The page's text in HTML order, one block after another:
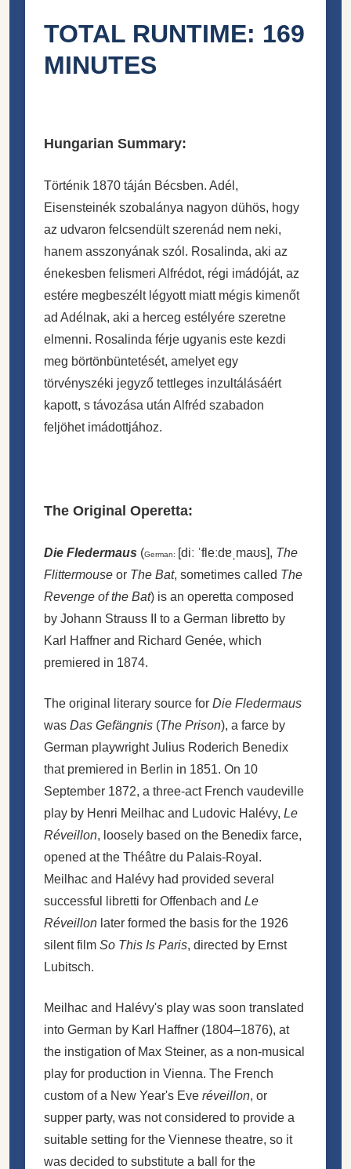
TOTAL RUNTIME: 169
MINUTES
Hungarian Summary:
Történik 1870 táján Bécsben. Adél,
Eisensteinék szobalánya nagyon dühös, hogy
az udvaron felcsendült szerenád nem neki,
hanem asszonyának szól. Rosalinda, aki az
énekesben felismeri Alfrédot, régi imádóját, az
estére megbeszélt légyott miatt mégis kimenőt
ad Adélnak, aki a herceg estélyére szeretne
elmenni. Rosalinda férje ugyanis este kezdi
meg börtönbüntetését, amelyet egy
törvényszéki jegyző tettleges inzultálásáért
kapott, s távozása után Alfréd szabadon
feljöhet imádottjához.
The Original Operetta:
Die Fledermaus (German: [diː ˈfleːdɐˌmaʊs], The
Flittermouse or The Bat, sometimes called The
Revenge of the Bat) is an operetta composed
by Johann Strauss II to a German libretto by
Karl Haffner and Richard Genée, which
premiered in 1874.
The original literary source for Die Fledermaus
was Das Gefängnis (The Prison), a farce by
German playwright Julius Roderich Benedix
that premiered in Berlin in 1851. On 10
September 1872, a three-act French vaudeville
play by Henri Meilhac and Ludovic Halévy, Le
Réveillon, loosely based on the Benedix farce,
opened at the Théâtre du Palais-Royal.
Meilhac and Halévy had provided several
successful libretti for Offenbach and Le
Réveillon later formed the basis for the 1926
silent film So This Is Paris, directed by Ernst
Lubitsch.
Meilhac and Halévy's play was soon translated
into German by Karl Haffner (1804–1876), at
the instigation of Max Steiner, as a non-musical
play for production in Vienna. The French
custom of a New Year's Eve réveillon, or
supper party, was not considered to provide a
suitable setting for the Viennese theatre, so it
was decided to substitute a ball for the